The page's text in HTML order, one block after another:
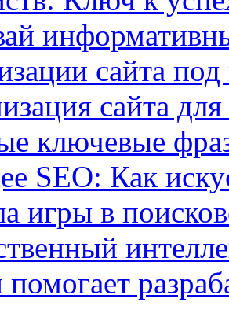
сайта
сайта
ключевые
SEO: Как
игры в